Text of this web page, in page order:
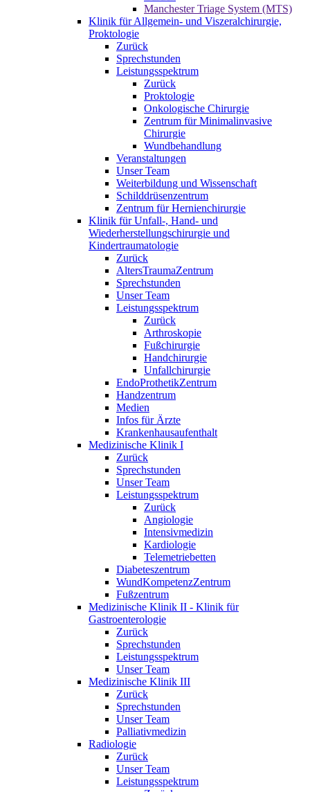
Manchester Triage System (MTS)
Klinik für Allgemein- und Viszeralchirurgie,
Proktologie
Zurück
Sprechstunden
Leistungsspektrum
Zurück
Proktologie
Onkologische Chirurgie
Zentrum für Minimalinvasive
Chirurgie
Wundbehandlung
Veranstaltungen
Unser Team
Weiterbildung und Wissenschaft
Schilddrüsenzentrum
Zentrum für Hernienchirurgie
Klinik für Unfall-, Hand- und
Wiederherstellungschirurgie und
Kindertraumatologie
Zurück
AltersTraumaZentrum
Sprechstunden
Unser Team
Leistungsspektrum
Zurück
Arthroskopie
Fußchirurgie
Handchirurgie
Unfallchirurgie
EndoProthetikZentrum
Handzentrum
Medien
Infos für Ärzte
Krankenhausaufenthalt
Medizinische Klinik I
Zurück
Sprechstunden
Unser Team
Leistungsspektrum
Zurück
Angiologie
Intensivmedizin
Kardiologie
Telemetriebetten
Diabeteszentrum
WundKompetenzZentrum
Fußzentrum
Medizinische Klinik II - Klinik für
Gastroenterologie
Zurück
Sprechstunden
Leistungsspektrum
Unser Team
Medizinische Klinik III
Zurück
Sprechstunden
Unser Team
Palliativmedizin
Radiologie
Zurück
Unser Team
Leistungsspektrum